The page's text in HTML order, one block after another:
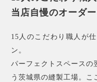
当店自慢のオーダ
15人のこだわり職人が
ン。
パーフェクトスペースの
う茨城県の縫製工場。こ